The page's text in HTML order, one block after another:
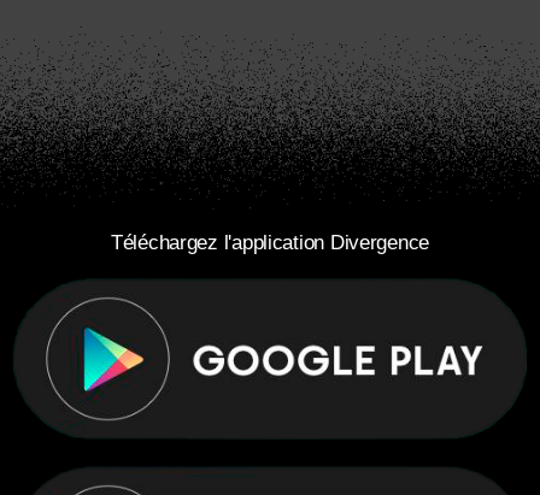
Téléchargez l'application Divergence